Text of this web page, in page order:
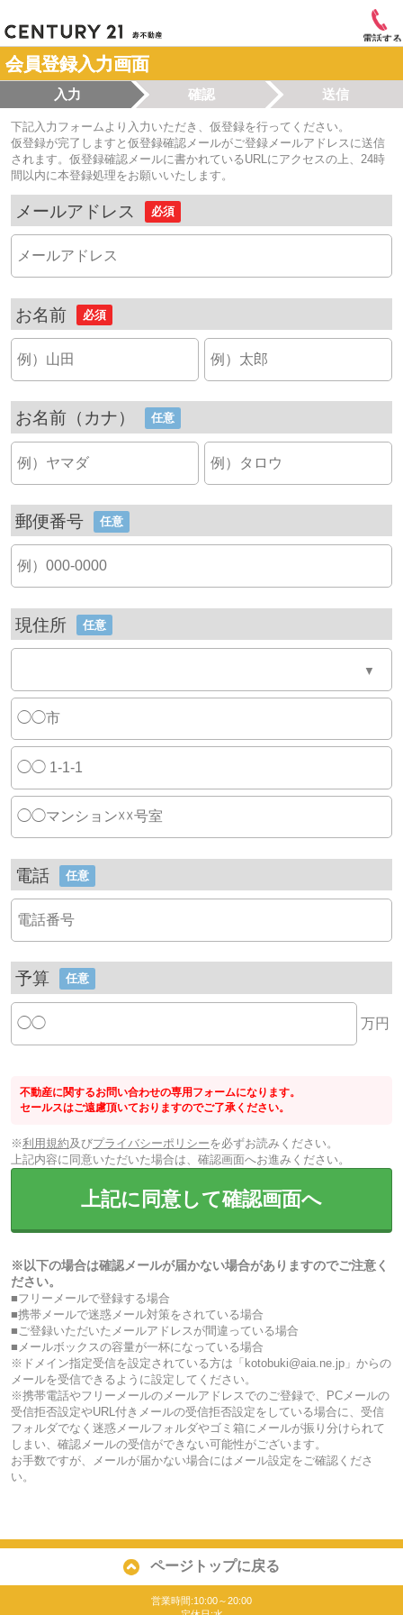
電話する
会員登録入力画面
入力 確認 送信
下記入力フォームより入力いただき、仮登録を行ってください。
仮登録が完了しますと仮登録確認メールがご登録メールアドレスに送信
されます。仮登録確認メールに書かれているURLにアクセスの上、24時
間以内に本登録処理をお願いいたします。
メールアドレス 必須
お名前 必須
お名前（カナ） 任意
郵便番号 任意
現住所 任意
▼
電話 任意
予算 任意
万円
不動産に関するお問い合わせの専用フォームになります。
セールスはご遠慮頂いておりますのでご了承ください。
※利用規約及びプライバシーポリシーを必ずお読みください。
上記内容に同意いただいた場合は、確認画面へお進みください。
上記に同意して確認画面へ
※以下の場合は確認メールが届かない場合がありますのでご注意く
ださい。
■フリーメールで登録する場合
■携帯メールで迷惑メール対策をされている場合
■ご登録いただいたメールアドレスが間違っている場合
■メールボックスの容量が一杯になっている場合
※ドメイン指定受信を設定されている方は「kotobuki@aia.ne.jp」からの
メールを受信できるように設定してください。
※携帯電話やフリーメールのメールアドレスでのご登録で、PCメールの
受信拒否設定やURL付きメールの受信拒否設定をしている場合に、受信
フォルダでなく迷惑メールフォルダやゴミ箱にメールが振り分けられて
しまい、確認メールの受信ができない可能性がございます。
お手数ですが、メールが届かない場合にはメール設定をご確認くださ
い。
ページトップに戻る
営業時間:10:00～20:00